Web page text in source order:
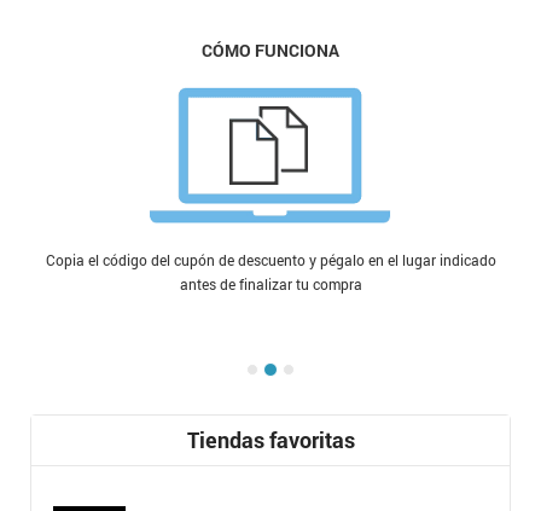
CÓMO FUNCIONA
Copia el código del cupón de descuento y pégalo en el lugar indicado
antes de finalizar tu compra
Tiendas favoritas